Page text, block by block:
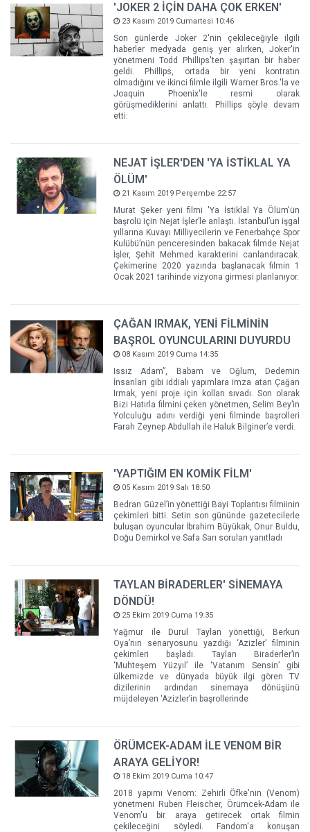
'JOKER 2 İÇİN DAHA ÇOK ERKEN'
23 Kasım 2019 Cumartesi 10:46
Son günlerde Joker 2'nin çekileceğiyle ilgili
haberler medyada geniş yer alırken, Joker'in
yönetmeni Todd Phillips'ten şaşırtan bir haber
geldi. Phillips, ortada bir yeni kontratın
olmadığını ve ikinci filmle ilgili Warner Bros.'la ve
Joaquin Phoenix'le resmi olarak
görüşmediklerini anlattı. Phillips şöyle devam
etti:
NEJAT İŞLER'DEN 'YA İSTİKLAL YA
ÖLÜM'
21 Kasım 2019 Perşembe 22:57
Murat Şeker yeni filmi 'Ya İstiklal Ya Ölüm'ün
başrolü için Nejat İşler’le anlaştı. İstanbul’un işgal
yıllarına Kuvayı Milliyecilerin ve Fenerbahçe Spor
Kulübü’nün penceresinden bakacak filmde Nejat
İşler, Şehit Mehmed karakterini canlandıracak.
Çekimerine 2020 yazında başlanacak filmin 1
Ocak 2021 tarihinde vizyona girmesi planlanıyor.
ÇAĞAN IRMAK, YENİ FİLMİNİN
BAŞROL OYUNCULARINI DUYURDU
08 Kasım 2019 Cuma 14:35
Issız Adam”, Babam ve Oğlum, Dedemin
İnsanları gibi iddialı yapımlara imza atan Çağan
Irmak, yeni proje için kolları sıvadı. Son olarak
Bizi Hatırla filmini çeken yönetmen, Selim Bey’in
Yolculuğu adını verdiği yeni filminde başrolleri
Farah Zeynep Abdullah ile Haluk Bilginer’e verdi.
'YAPTIĞIM EN KOMİK FİLM'
05 Kasım 2019 Salı 18:50
Bedran Güzel’in yönettiği Bayi Toplantısı filmiinin
çekimleri bitti. Setin son gününde gazetecilerle
buluşan oyuncular İbrahim Büyükak, Onur Buldu,
Doğu Demirkol ve Safa Sarı soruları yanıtladı
TAYLAN BİRADERLER' SİNEMAYA
DÖNDÜ!
25 Ekim 2019 Cuma 19:35
Yağmur ile Durul Taylan yönettiği, Berkun
Oya’nın senaryosunu yazdığı ‘Azizler’ filminin
çekimleri başladı. Taylan Biraderler’in
‘Muhteşem Yüzyıl’ ile ‘Vatanım Sensin’ gibi
ülkemizde ve dünyada büyük ilgi gören TV
dizilerinin ardından sinemaya dönüşünü
müjdeleyen ‘Azizler’in başrollerinde
ÖRÜMCEK-ADAM İLE VENOM BİR
ARAYA GELİYOR!
18 Ekim 2019 Cuma 10:47
2018 yapımı Venom: Zehirli Öfke'nin (Venom)
yönetmeni Ruben Fleischer, Örümcek-Adam ile
Venom'u bir araya getirecek ortak filmin
çekileceğini söyledi. Fandom'a konuşan